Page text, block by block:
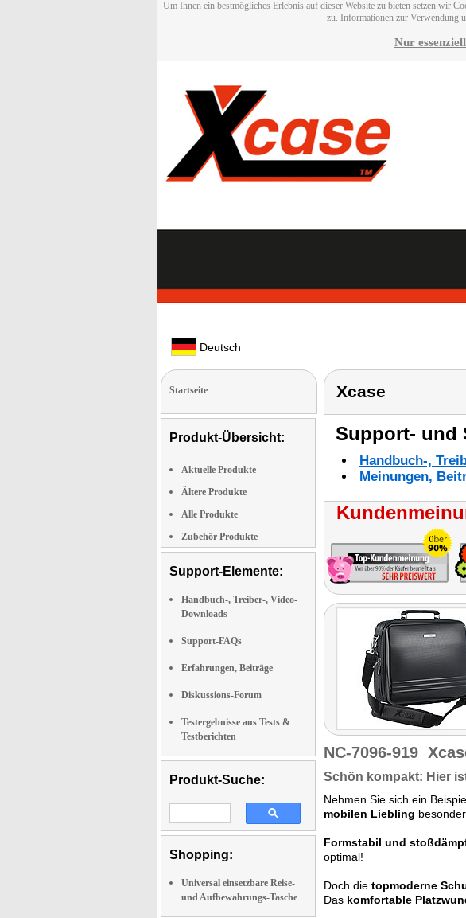
Um Ihnen ein bestmögliches Erlebnis auf dieser Website zu bieten setzen wir
zu. Informationen zur Verwendung
Nur
Deutsch
Startseite
Produkt-Übersicht:
Aktuelle Produkte
Ältere Produkte
Alle Produkte
Zubehör Produkte
Support-Elemente:
Handbuch-, Treiber-, Video-
Downloads
Support-FAQs
Erfahrungen, Beiträge
Diskussions-Forum
Testergebnisse aus Tests &
Testberichten
Produkt-Suche:
Shopping:
Universal einsetzbare Reise-
und Aufbewahrungs-Tasche
Xcase
Support- und
Handbuch-,
Meinungen,
NC-7096-919
Schön kompakt: Hier
Nehmen Sie sich ein
mobilen Liebling
Formstabil und
optimal!
Doch die topmoderne
Das komfortable